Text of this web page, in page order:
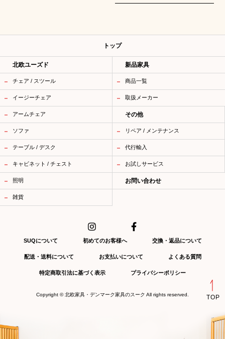
トップ
北欧ユーズド
チェア / スツール
イージーチェア
アームチェア
ソファ
テーブル / デスク
キャビネット / チェスト
照明
雑貨
新品家具
商品一覧
取扱メーカー
その他
リペア / メンテナンス
代行輸入
お試しサービス
お問い合わせ
SUQについて 初めてのお客様へ 交換・返品について
配送・送料について お支払いについて よくある質問
特定商取引法に基づく表示 プライバシーポリシー
Copyright ©北欧家具・デンマーク家具のスーク All rights reserved.